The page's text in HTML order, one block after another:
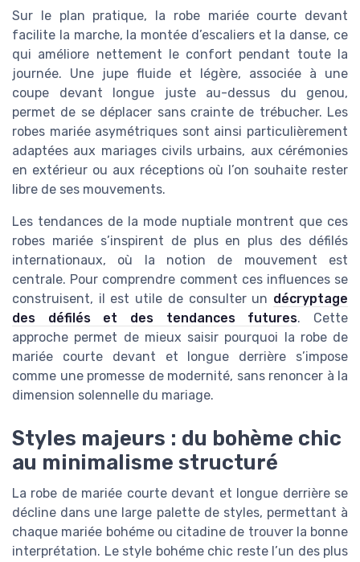
Sur le plan pratique, la robe mariée courte devant
facilite la marche, la montée d’escaliers et la danse, ce
qui améliore nettement le confort pendant toute la
journée. Une jupe fluide et légère, associée à une
coupe devant longue juste au-dessus du genou,
permet de se déplacer sans crainte de trébucher. Les
robes mariée asymétriques sont ainsi particulièrement
adaptées aux mariages civils urbains, aux cérémonies
en extérieur ou aux réceptions où l’on souhaite rester
libre de ses mouvements.
Les tendances de la mode nuptiale montrent que ces
robes mariée s’inspirent de plus en plus des défilés
internationaux, où la notion de mouvement est
centrale. Pour comprendre comment ces influences se
construisent, il est utile de consulter un décryptage
des défilés et des tendances futures. Cette
approche permet de mieux saisir pourquoi la robe de
mariée courte devant et longue derrière s’impose
comme une promesse de modernité, sans renoncer à la
dimension solennelle du mariage.
Styles majeurs : du bohème chic
au minimalisme structuré
La robe de mariée courte devant et longue derrière se
décline dans une large palette de styles, permettant à
chaque mariée bohéme ou citadine de trouver la bonne
interprétation. Le style bohéme chic reste l’un des plus